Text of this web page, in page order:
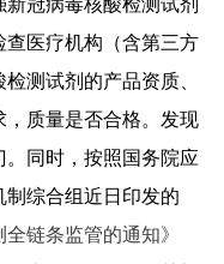
冠病毒核酸检测试剂
医疗机构（含第三方
测试剂的产品资质、
质量是否合格。发现
同时，按照国务院应
综合组近日印发的
链条监管的通知》